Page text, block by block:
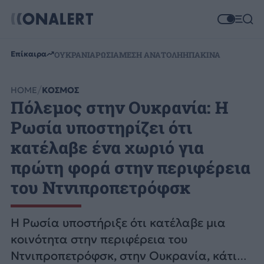
Επίκαιρα ΟΥΚΡΑΝΙΑΡΩΣΙΑΜΕΣΗ ΑΝΑΤΟΛΗΗΠΑΚΙΝΑ
HOME ΚΟΣΜΟΣ
Πόλεμος στην Ουκρανία: Η
Ρωσία υποστηρίζει ότι
κατέλαβε ένα χωριό για
πρώτη φορά στην περιφέρεια
του Ντνιπροπετρόφσκ
Η Ρωσία υποστήριξε ότι κατέλαβε μια
κοινότητα στην περιφέρεια του
Ντνιπροπετρόφσκ, στην Ουκρανία, κάτι